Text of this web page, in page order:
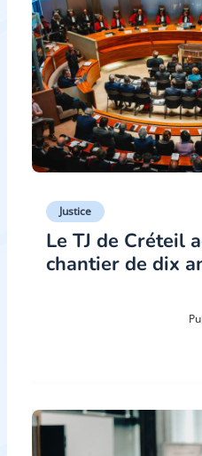
Justice
Le TJ de Créteil
chantier de dix